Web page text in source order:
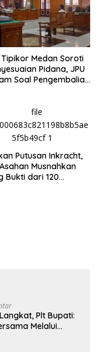
Medan Soroti
Pidana, JPU
Soal Pengembalian
Putusan Inkracht,
Musnahkan
Bukti dari 120
Plt Bupati:
Melalui